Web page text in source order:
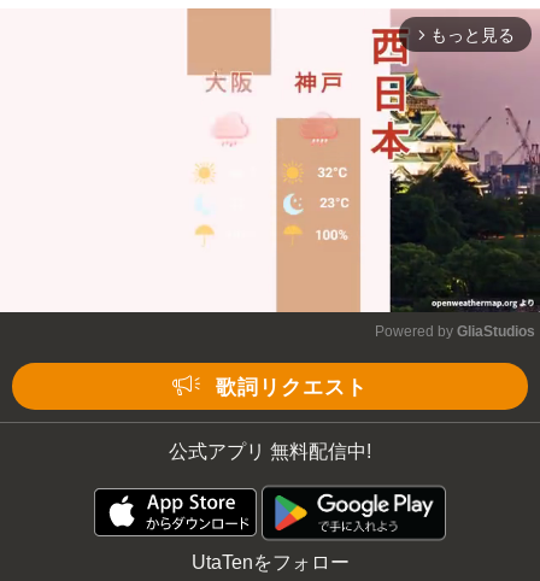
arrow_forward_ios もっと見る
Powered by GliaStudios
歌詞リクエスト
公式アプリ 無料配信中!
UtaTenをフォロー